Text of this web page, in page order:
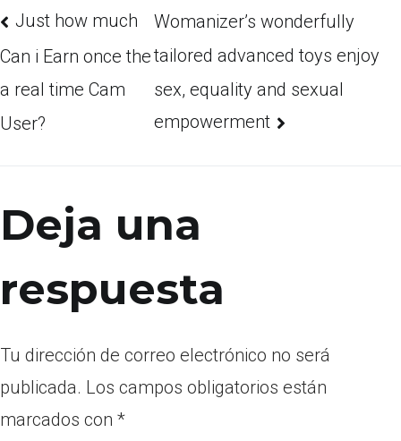
Just how much
Can i Earn once the
a real time Cam
User?
Womanizer’s wonderfully
tailored advanced toys enjoy
sex, equality and sexual
empowerment
Deja una
respuesta
Tu dirección de correo electrónico no será
publicada. Los campos obligatorios están
marcados con *